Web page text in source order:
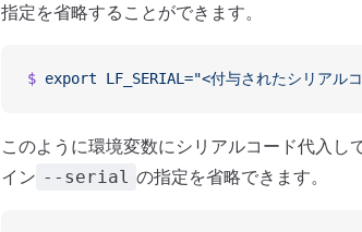
指定を省略することができます。
$ export LF_SERIAL="<付与されたシリアル
このように環境変数にシリアルコード代入
イン --serial の指定を省略できます。